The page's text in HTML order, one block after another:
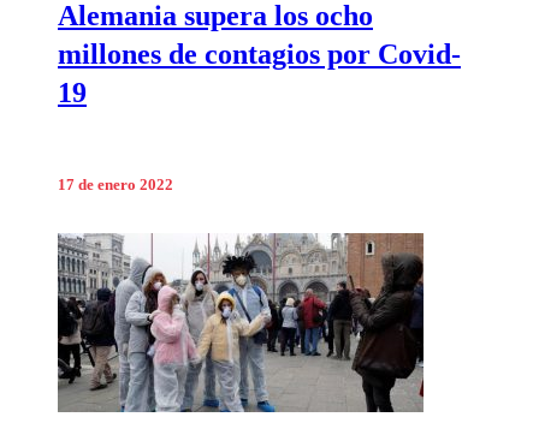
Alemania supera los ocho
millones de contagios por Covid-
19
17 de enero 2022